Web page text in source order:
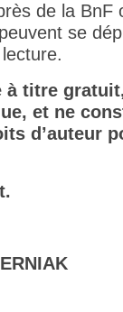
de la BnF
se
titre
et ne
d’auteur